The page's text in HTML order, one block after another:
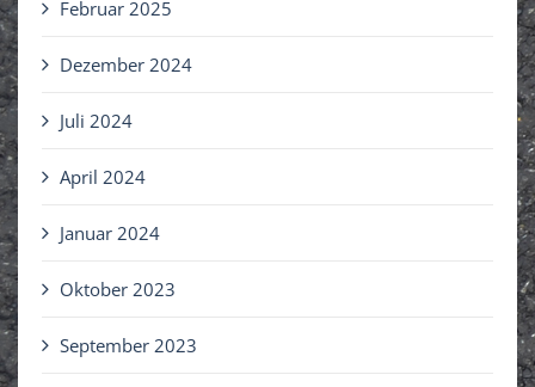
Februar 2025
Dezember 2024
Juli 2024
April 2024
Januar 2024
Oktober 2023
September 2023